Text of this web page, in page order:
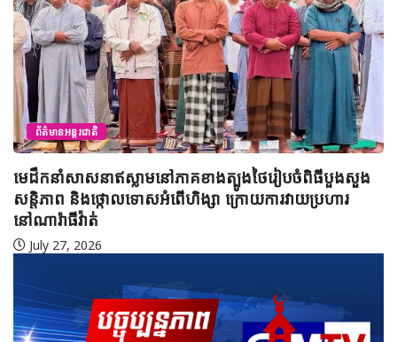
ព័ត៌មានអន្តរជាតិ
មេដឹកនាំសាសនាឥស្លាមនៅភាគខាងត្បូងថៃរៀបចំពិធីបួងសួង
សន្តិភាព និងថ្កោលទោសអំពើហិង្សា ក្រោយការវាយប្រហារ
នៅណារ៉ាធីវ៉ាត់
July 27, 2026